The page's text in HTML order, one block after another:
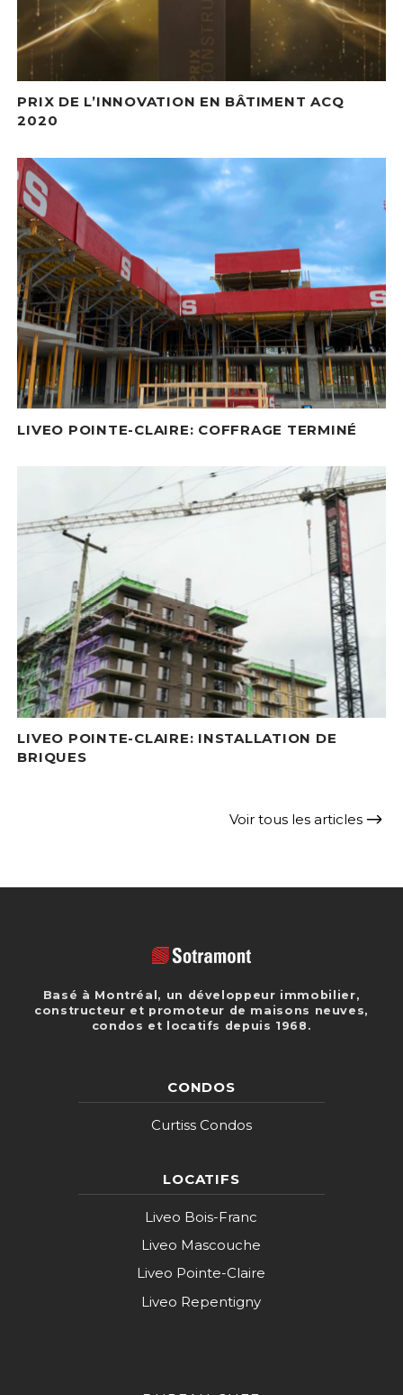
PRIX DE L’INNOVATION EN BÂTIMENT ACQ
2020
LIVEO POINTE-CLAIRE: COFFRAGE TERMINÉ
LIVEO POINTE-CLAIRE: INSTALLATION DE
BRIQUES
Voir tous les articles
Basé à Montréal, un développeur immobilier,
constructeur et promoteur de maisons neuves,
condos et locatifs depuis 1968.
CONDOS
Curtiss Condos
LOCATIFS
Liveo Bois-Franc
Liveo Mascouche
Liveo Pointe-Claire
Liveo Repentigny